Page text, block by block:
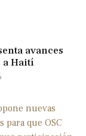
avances
a Haití